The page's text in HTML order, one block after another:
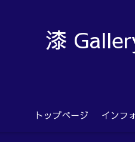
漆
トップページ インフ